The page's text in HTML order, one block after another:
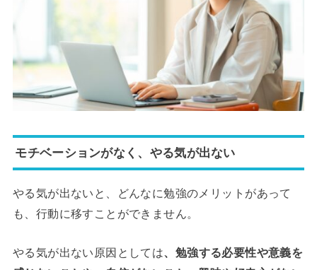
モチベーションがなく、やる気が出ない
やる気が出ないと、どんなに勉強のメリットがあって
も、行動に移すことができません。
やる気が出ない原因としては、勉強する必要性や意義を